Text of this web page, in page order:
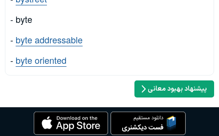
- byte
- byte addressable
- byte oriented
پیشنهاد بهبود معانی